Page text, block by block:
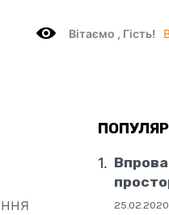
Вітаємo , Гість!
25.02.2020